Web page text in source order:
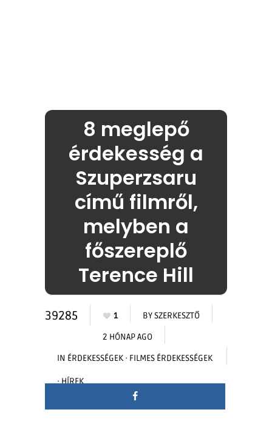
8 meglepő
érdekesség a
Szuperzsaru
című filmről,
melyben a
főszereplő
Terence Hill
39285 1 BYSZERKESZTŐ
2 HÓNAP AGO
IN ÉRDEKESSÉGEK · FILMES ÉRDEKESSÉGEK
·HÍREK